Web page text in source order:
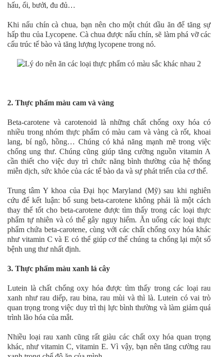
hấu, ổi, bưởi, đu đủ…
Khi nấu chín cà chua, bạn nên cho một chút dầu ăn để tăng sự
hấp thu của Lycopene. Cà chua được nấu chín, sẽ làm phá vỡ các
cấu trúc tế bào và tăng lượng lycopene trong nó.
2. Thực phẩm màu cam và vàng
Beta-carotene và carotenoid là những chất chống oxy hóa có
nhiều trong nhóm thực phẩm có màu cam và vàng cà rốt, khoai
lang, bí ngô, hồng… Chúng có khả năng mạnh mẽ trong việc
chống ung thư. Chúng cũng giúp tăng cường nguồn vitamin A
cần thiết cho việc duy trì chức năng bình thường của hệ thống
miễn dịch, sức khỏe của các tế bào da và sự phát triển của cơ thể.
Trung tâm Y khoa của Đại học Maryland (Mỹ) sau khi nghiên
cứu để kết luận: bổ sung beta-carotene không phải là một cách
thay thế tốt cho beta-carotene được tìm thấy trong các loại thực
phẩm tự nhiên và có thể gây nguy hiểm. Ăn uống các loại thực
phẩm chứa beta-carotene, cùng với các chất chống oxy hóa khác
như vitamin C và E có thể giúp cơ thể chúng ta chống lại một số
bệnh ung thư nhất định.
3. Thực phẩm màu xanh lá cây
Lutein là chất chống oxy hóa được tìm thấy trong các loại rau
xanh như rau diếp, rau bina, rau mùi và thì là. Lutein có vai trò
quan trọng trong việc duy trì thị lực bình thường và làm giảm quá
trình lão hóa của mắt.
Nhiều loại rau xanh cũng rất giàu các chất oxy hóa quan trọng
khác, như vitamin C, vitamin E. Vì vậy, bạn nên tăng cường rau